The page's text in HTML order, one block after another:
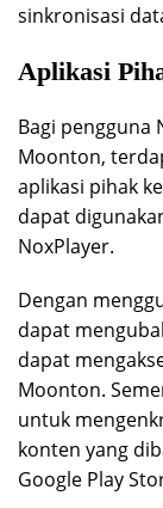
sinkronisasi
Aplikasi
Bagi pengguna
Moonton,
aplikasi pihak
dapat
NoxPlayer.
Dengan
dapat
dapat
Moonton.
untuk
konten yang
Google Play